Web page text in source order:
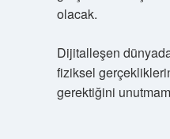
olacak.
Dijitalleşen
fiziksel
gerektiğini